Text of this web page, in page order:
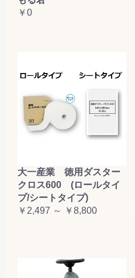
￥0
大一産業 徳用ダスター
クロス600 (ロールタイ
プ/シートタイプ)
￥2,497 ～ ￥8,800